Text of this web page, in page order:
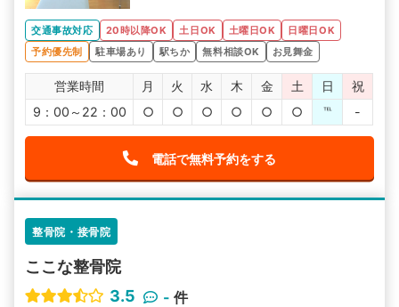
交通事故対応 20時以降OK 土日OK 土曜日OK
日曜日OK
予約優先制
駐車場あり 駅ちか 無料相談OK お見舞金
営業時間 月 火 水 木 金 土 日
祝
9：00～22：00
○ ○ ○ ○ ○ ○ ℡ -
電話で無料予約をする
整骨院・接骨院
ここな整骨院
3.5
- 件